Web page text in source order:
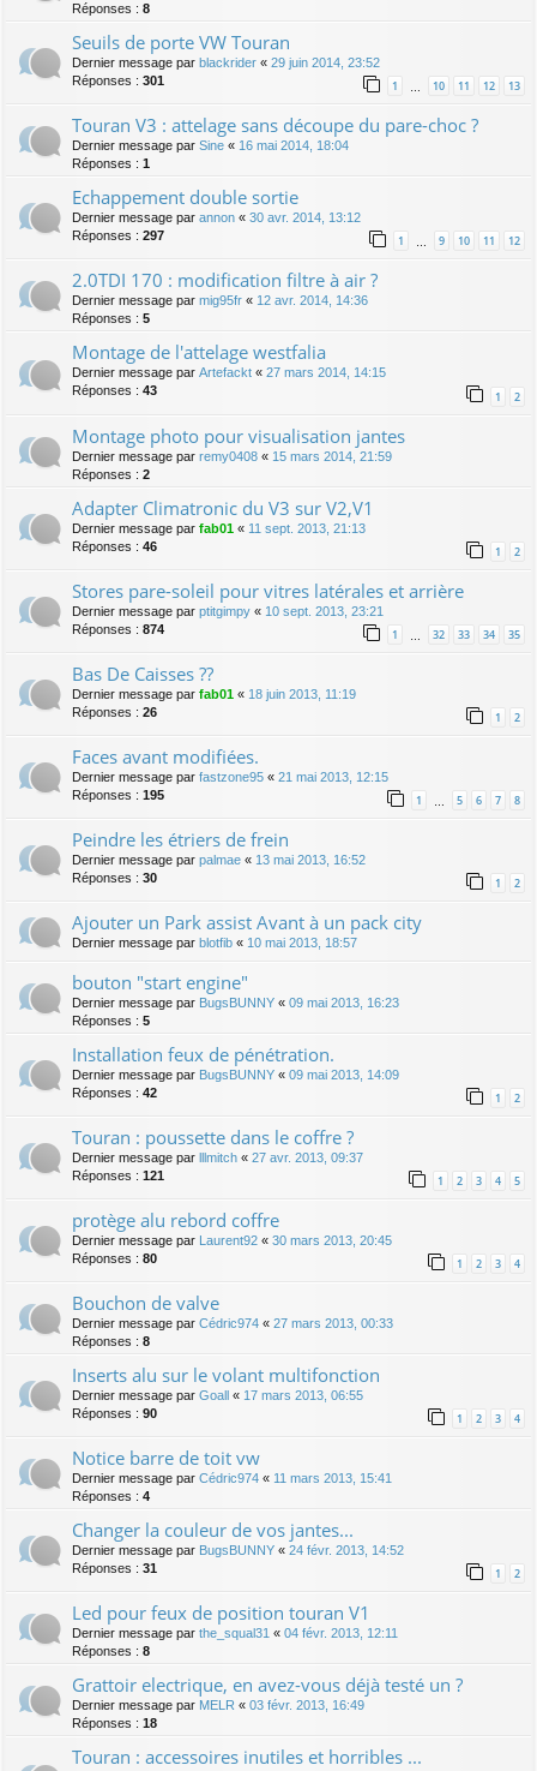
Réponses : 8
Seuils de porte VW Touran
Dernier message par blackrider « 29 juin 2014, 23:52
Réponses : 301 1 … 10 11 12 13
Touran V3 : attelage sans découpe du pare-choc ?
Dernier message par Sine « 16 mai 2014, 18:04
Réponses : 1
Echappement double sortie
Dernier message par annon « 30 avr. 2014, 13:12
Réponses : 297 1 … 9 10 11 12
2.0TDI 170 : modification filtre à air ?
Dernier message par mig95fr « 12 avr. 2014, 14:36
Réponses : 5
Montage de l'attelage westfalia
Dernier message par Artefackt « 27 mars 2014, 14:15
Réponses : 43 1 2
Montage photo pour visualisation jantes
Dernier message par remy0408 « 15 mars 2014, 21:59
Réponses : 2
Adapter Climatronic du V3 sur V2,V1
Dernier message par fab01 « 11 sept. 2013, 21:13
Réponses : 46 1 2
Stores pare-soleil pour vitres latérales et arrière
Dernier message par ptitgimpy « 10 sept. 2013, 23:21
Réponses : 874 1 32 33 34 35
Bas De Caisses ??
Dernier message par fab01 « 18 juin 2013, 11:19
Réponses : 26 1 2
Faces avant modifiées.
Dernier message par fastzone95 « 21 mai 2013, 12:15
Réponses : 195 1 5 6 7 8
Peindre les étriers de frein
Dernier message par palmae « 13 mai 2013, 16:52
Réponses : 30 1 2
Ajouter un Park assist Avant à un pack city
Dernier message par blotfib « 10 mai 2013, 18:57
bouton "start engine"
Dernier message par BugsBUNNY « 09 mai 2013, 16:23
Réponses : 5
Installation feux de pénétration.
Dernier message par BugsBUNNY « 09 mai 2013, 14:09
Réponses : 42 1 2
Touran : poussette dans le coffre ?
Dernier message par lllmitch « 27 avr. 2013, 09:37
Réponses : 121 1 2 3 4 5
protège alu rebord coffre
Dernier message par Laurent92 « 30 mars 2013, 20:45
Réponses : 80 1 2 3 4
Bouchon de valve
Dernier message par Cédric974 « 27 mars 2013, 00:33
Réponses : 8
Inserts alu sur le volant multifonction
Dernier message par Goall « 17 mars 2013, 06:55
Réponses : 90 1 2 3 4
Notice barre de toit vw
Dernier message par Cédric974 « 11 mars 2013, 15:41
Réponses : 4
Changer la couleur de vos jantes...
Dernier message par BugsBUNNY « 24 févr. 2013, 14:52
Réponses : 31 1 2
Led pour feux de position touran V1
Dernier message par the_squal31 « 04 févr. 2013, 12:11
Réponses : 8
Grattoir electrique, en avez-vous déjà testé un ?
Dernier message par MELR « 03 févr. 2013, 16:49
Réponses : 18
Touran : accessoires inutiles et horribles ...